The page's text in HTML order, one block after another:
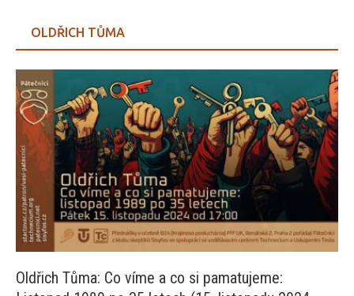
OLDŘICH TŮMA
Oldřich Tůma: Co víme a co si pamatujeme: